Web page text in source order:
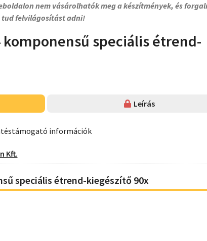
nem vásárolhatók meg a készítmények, és
tud felvilágosítást adni!
komponensű speciális étrend-
Leírás
információk
Kft.
speciális étrend-kiegészítő 90x